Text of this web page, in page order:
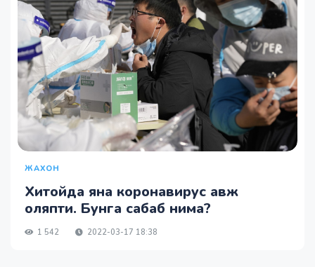
ЖАХОН
Хитойда яна коронавирус авж
оляпти. Бунга сабаб нима?
1 542 2022-03-17 18:38